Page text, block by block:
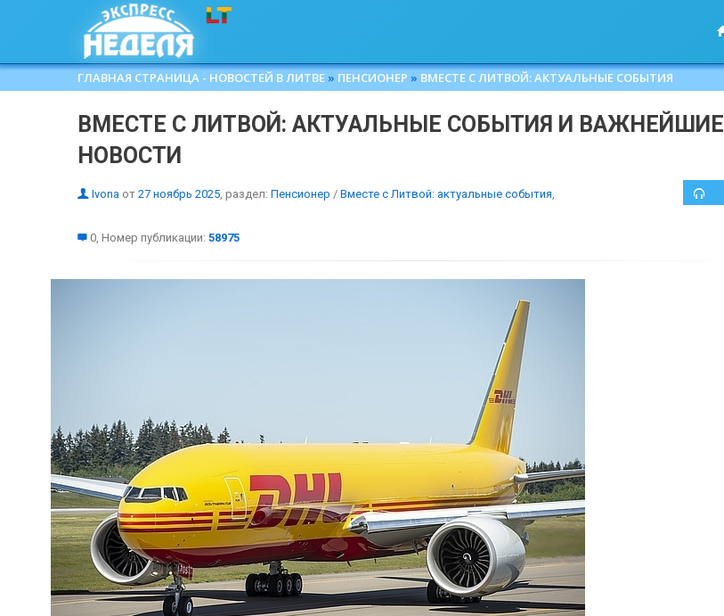
ГЛАВНАЯ СТРАНИЦА - НОВОСТЕЙ В ЛИТВЕ » ПЕНСИОНЕР » ВМЕСТЕ С ЛИТВОЙ: АКТУАЛЬНЫЕ СОБЫТИЯ
ВМЕСТЕ С ЛИТВОЙ: АКТУАЛЬНЫЕ СОБЫТИЯ И ВАЖНЕЙШИЕ
НОВОСТИ
Ivona от 27 ноябрь 2025, раздел: Пенсионер / Вместе с Литвой: актуальные события,
0, Номер публикации: 58975